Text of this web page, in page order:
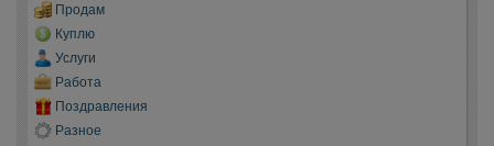
Продам
Куплю
Услуги
Работа
Поздравления
Разное